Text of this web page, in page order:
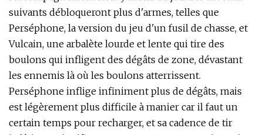
suivants débloqueront plus d'armes, telles que
Perséphone, la version du jeu d'un fusil de chasse, et
Vulcain, une arbalète lourde et lente qui tire des
boulons qui infligent des dégâts de zone, dévastant
les ennemis là où les boulons atterrissent.
Perséphone inflige infiniment plus de dégâts, mais
est légèrement plus difficile à manier car il faut un
certain temps pour recharger, et sa cadence de tir